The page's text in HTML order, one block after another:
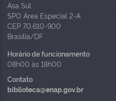
Asa Sul
SPO Área Especial 2-A
CEP 70.610-900
Brasília/DF
Horário de funcionamento
08h00 às 18h00
Contato
biblioteca@enap.gov.br